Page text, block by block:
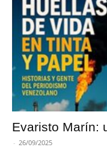
Evaristo Marín:
- 26/09/2025